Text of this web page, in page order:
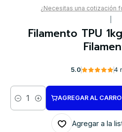
¿Necesitas una cotización
Filamento TPU
5.0
Cantidad
AGREGAR AL CARRO
Agregar a la